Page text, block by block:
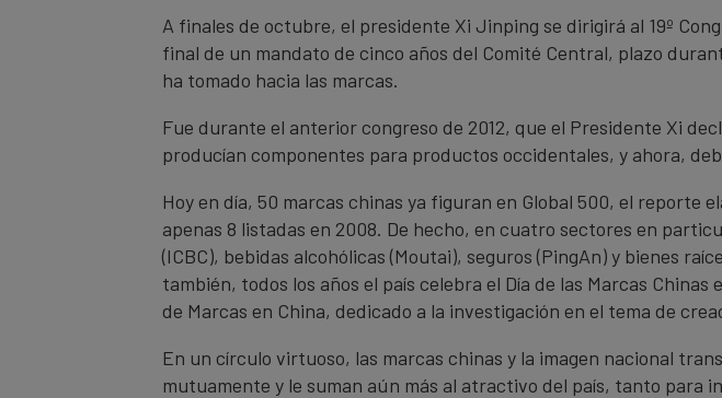
A finales de octubre, el presidente Xi Jinping se dirigirá al 19º
final de un mandato de cinco años del Comité Central, plazo
ha tomado hacia las marcas.
Fue durante el anterior congreso de 2012, que el Presidente Xi
producían componentes para productos occidentales, y ahora,
Hoy en día, 50 marcas chinas ya figuran en Global 500, el reporte
apenas 8 listadas en 2008. De hecho, en cuatro sectores en
(ICBC), bebidas alcohólicas (Moutai), seguros (PingAn) y bienes
también, todos los años el país celebra el Día de las Marcas
de Marcas en China, dedicado a la investigación en el tema de
En un círculo virtuoso, las marcas chinas y la imagen nacional
mutuamente y le suman aún más al atractivo del país, tanto para